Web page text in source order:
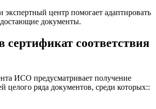
экспертный центр помогает адаптировать
документы.
сертификат соответствия
ИСО предусматривает получение
целого ряда документов, среди которых::